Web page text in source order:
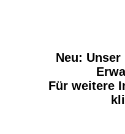
Neu:
Für weitere